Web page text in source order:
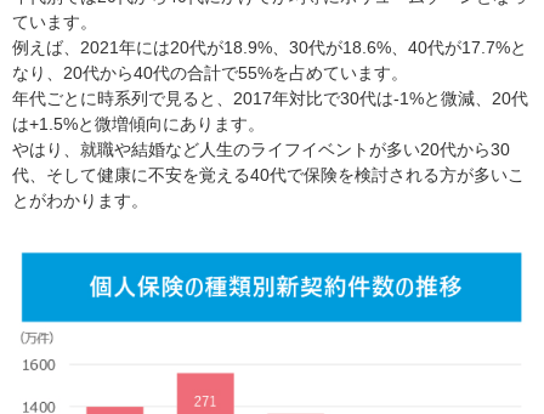
ています。
例えば、2021年には20代が18.9%、30代が18.6%、40代が17.7%と
なり、20代から40代の合計で55%を占めています。
年代ごとに時系列で見ると、2017年対比で30代は-1%と微減、20代
は+1.5%と微増傾向にあります。
やはり、就職や結婚など人生のライフイベントが多い20代から30
代、そして健康に不安を覚える40代で保険を検討される方が多いこ
とがわかります。